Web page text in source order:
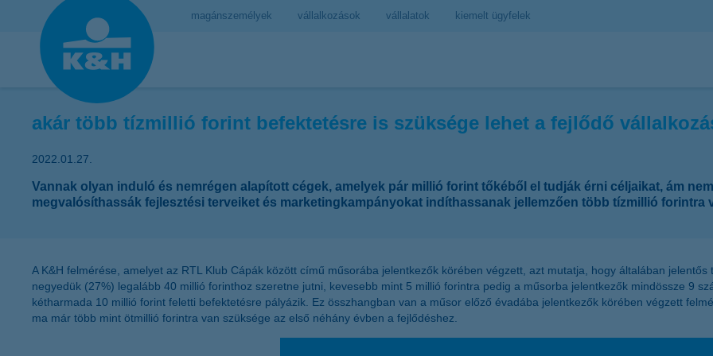
magánszemélyek vállalkozások vállalatok kiemelt ügyfelek
akár több tízmillió forint befektetésre is szüksége lehet a fejlődő
2022.01.27.
Vannak olyan induló és nemrégen alapított cégek, amelyek pár millió forint tőkéből el tudják érni céljaikat, ám
megvalósíthassák fejlesztési terveiket és marketingkampányokat indíthassanak jellemzően több tízmillió forintra
A K&H felmérése, amelyet az RTL Klub Cápák között című műsorába jelentkezők körében végzett, azt mutatja, hogy általában
negyedük (27%) legalább 40 millió forinthoz szeretne jutni, kevesebb mint 5 millió forintra pedig a műsorba jelentkezők mindössze 9
kétharmada 10 millió forint feletti befektetésre pályázik. Ez összhangban van a műsor előző évadába jelentkezők körében végzett
ma már több mint ötmillió forintra van szüksége az első néhány évben a fejlődéshez.